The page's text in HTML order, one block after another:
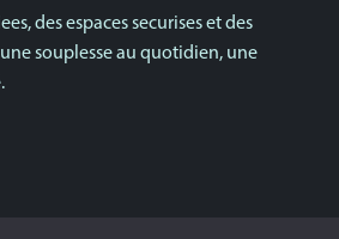
des espaces securises et des
souplesse au quotidien, une